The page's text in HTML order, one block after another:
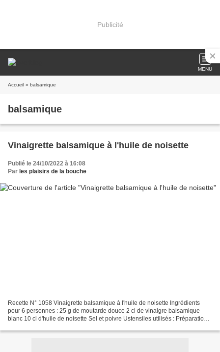
Publicité
MENU
Accueil » balsamique
balsamique
Vinaigrette balsamique à l'huile de noisette
Publié le 24/10/2022 à 16:08
Par les plaisirs de la bouche
Recette N° 1058 Vinaigrette balsamique à l'huile de noisette Ingrédients
pour 6 personnes : 25 g de moutarde douce 2 cl de vinaigre balsamique
blanc 10 cl d'huile de noisette Sel et poivre Ustensiles utilisés : Préparation :